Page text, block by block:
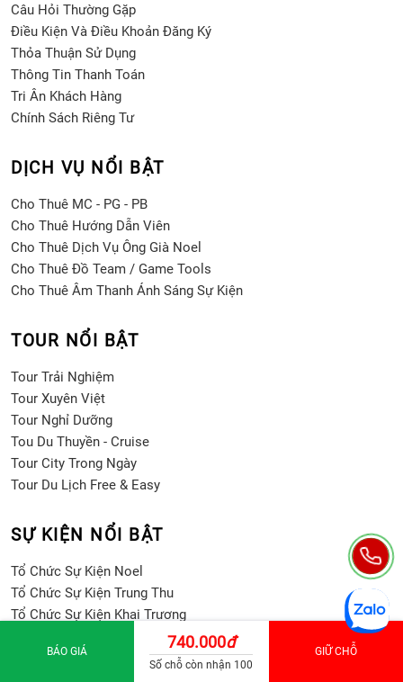
BÁO GIÁ 740.000đ
Số chỗ còn nhận 100
GIỮ CHỖ
Câu Hỏi Thường Gặp
Điều Kiện Và Điều Khoản Đăng Ký
Thỏa Thuận Sử Dụng
Thông Tin Thanh Toán
Tri Ân Khách Hàng
Chính Sách Riêng Tư
DỊCH VỤ NỔI BẬT
Cho Thuê MC - PG - PB
Cho Thuê Hướng Dẫn Viên
Cho Thuê Dịch Vụ Ông Già Noel
Cho Thuê Đồ Team / Game Tools
Cho Thuê Âm Thanh Ánh Sáng Sự Kiện
TOUR NỔI BẬT
Tour Trải Nghiệm
Tour Xuyên Việt
Tour Nghỉ Dưỡng
Tou Du Thuyền - Cruise
Tour City Trong Ngày
Tour Du Lịch Free & Easy
SỰ KIỆN NỔI BẬT
Tổ Chức Sự Kiện Noel
Tổ Chức Sự Kiện Trung Thu
Tổ Chức Sự Kiện Khai Trương
Tổ Chức Khởi Công - Động Thổ
Tổ Chức Teambuilding Trọn Gói